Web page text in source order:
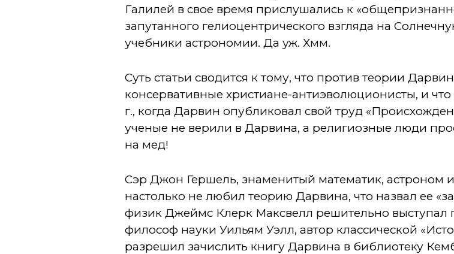
Галилей в свое время прислушались к
запутанного гелиоцентрического взгляда на
учебники астрономии. Да уж. Хмм.
Суть статьи сводится к тому, что против теории
консервативные христиане-антиэволюционисты, и что
г., когда Дарвин опубликовал свой труд
ученые не верили в Дарвина, а религиозные люди
на мед!
Сэр Джон Гершель, знаменитый математик, астроном
настолько не любил теорию Дарвина, что назвал ее
физик Джеймс Клерк Максвелл решительно выступал
философ науки Уильям Уэлл, автор классической
разрешил зачислить книгу Дарвина в библиотеку